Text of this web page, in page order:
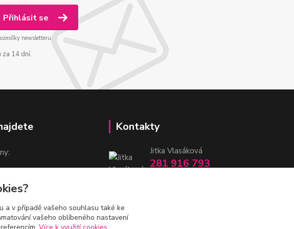
Přihlásit se
newsletteru.
za 14 dní.
Metra B -
Kontakty
Jitka Vlasáková
281 916 793
a v případě vašeho souhlasu také ke
vašeho oblíbeného nastavení